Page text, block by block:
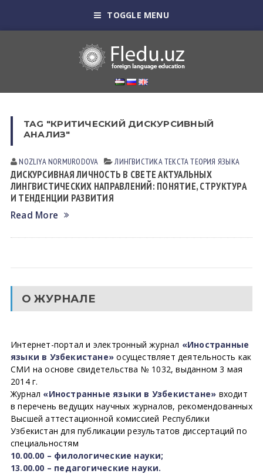
TOGGLE MENU
TAG "КРИТИЧЕСКИЙ ДИСКУРСИВНЫЙ
АНАЛИЗ"
NOZLIYA NORMURODOVА ЛИНГВИСТИКА ТЕКСТАТЕОРИЯ ЯЗЫКА
ДИСКУРСИВНАЯ ЛИЧНОСТЬ В СВЕТЕ АКТУАЛЬНЫХ
ЛИНГВИСТИЧЕСКИХ НАПРАВЛЕНИЙ: ПОНЯТИЕ, СТРУКТУРА
И ТЕНДЕНЦИИ РАЗВИТИЯ
Read More
О ЖУРНАЛЕ
Интернет-портал и электронный журнал «Иностранные
языки в Узбекистане» осуществляет деятельность как
СМИ на основе свидетельства № 1032, выданном 3 мая
2014 г.
Журнал «Иностранные языки в Узбекистане» входит
в перечень ведущих научных журналов, рекомендованных
Высшей аттестационной комиссией Республики
Узбекистан для публикации результатов диссертаций по
специальностям
10.00.00 – филологические науки;
13.00.00 – педагогические науки.